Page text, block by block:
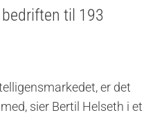
til 193
er det
sier Bertil Helseth i et